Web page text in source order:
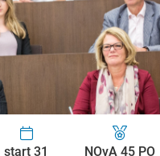
start 31
NOvA 45 PO